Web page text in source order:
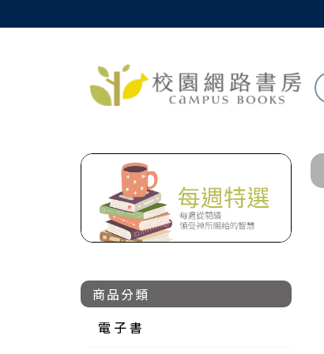
商品分類
電 子 書